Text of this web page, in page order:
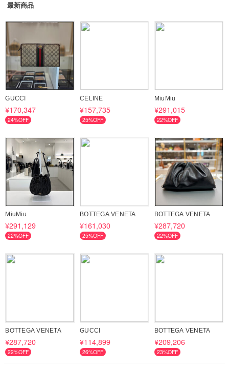
最新商品
GUCCI
¥170,347
24%OFF
CELINE
¥157,735
25%OFF
MiuMiu
¥291,015
22%OFF
MiuMiu
¥291,129
22%OFF
BOTTEGA VENETA
¥161,030
25%OFF
BOTTEGA VENETA
¥287,720
22%OFF
BOTTEGA VENETA
¥287,720
22%OFF
GUCCI
¥114,899
26%OFF
BOTTEGA VENETA
¥209,206
23%OFF